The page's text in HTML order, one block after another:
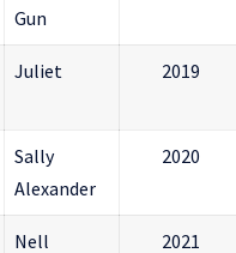
Gun
Juliet 2019
Sally
Alexander
2020
Nell 2021